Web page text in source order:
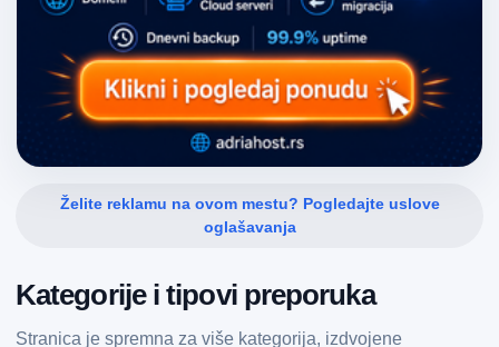
Želite reklamu na ovom mestu? Pogledajte uslove
oglašavanja
Kategorije i tipovi preporuka
Stranica je spremna za više kategorija, izdvojene